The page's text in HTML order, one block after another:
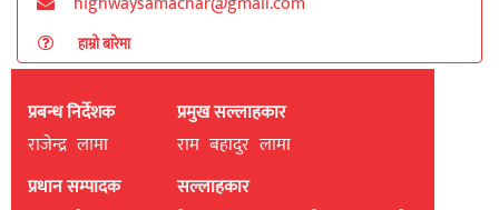
हाम्रो बारेमा
प्रबन्ध निर्देशक
राजेन्द्र लामा
प्रधान सम्पादक
प्रमुख सल्लाहकार
राम बहादुर लामा
सल्लाहकार